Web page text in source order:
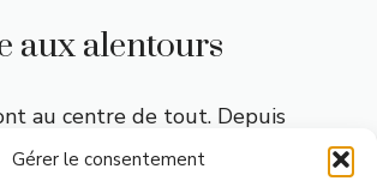
Gérer le consentement
aux alentours
au centre de tout. Depuis
vous êtes à quelques